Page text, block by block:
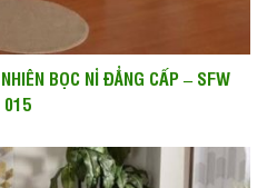
BỌC NỈ ĐẲNG CẤP – SFW
015